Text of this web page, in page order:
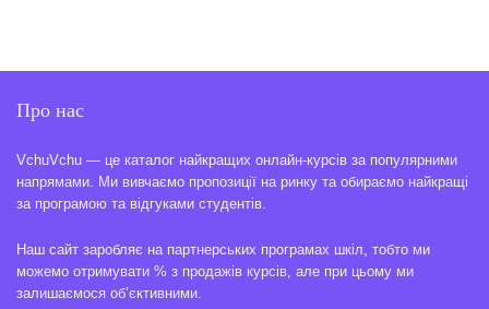
Про нас
VchuVchu — це каталог найкращих онлайн-курсів за популярними
напрямами. Ми вивчаємо пропозиції на ринку та обираємо найкращі
за програмою та відгуками студентів.
Наш сайт заробляє на партнерських програмах шкіл, тобто ми
можемо отримувати % з продажів курсів, але при цьому ми
залишаємося об’єктивними.